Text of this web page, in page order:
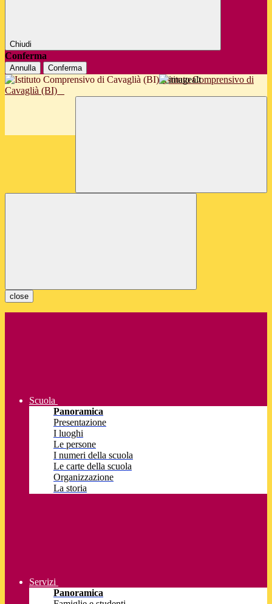
Chiudi
Conferma
Annulla Conferma
Istituto Comprensivo di
Cavaglià (BI)
close
Scuola
Panoramica
Presentazione
I luoghi
Le persone
I numeri della scuola
Le carte della scuola
Organizzazione
La storia
Servizi
Panoramica